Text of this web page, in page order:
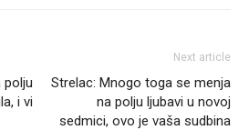
polju
i vi
Next article
Strelac: Mnogo toga se menja
na polju ljubavi u novoj
sedmici, ovo je vaša sudbina